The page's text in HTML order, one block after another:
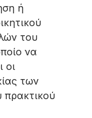
ή
του
να
οι
των
πρακτικού